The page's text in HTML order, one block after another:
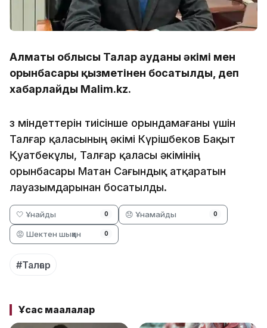
Алматы облысы Талғар ауданы әкімі мен
орынбасары қызметінен босатылды, деп
хабарлайды Malim.kz.
Өз міндеттерін тиісінше орындамағаны үшін
Талғар қаласының әкімі Күрішбеков Бақыт
Қуатбекұлы, Талғар қаласы әкімінің
орынбасары Матан Сағындық атқаратын
лауазымдарынан босатылды.
🤍 Ұнайды 0 😞 Ұнамайды 0
😡 Шектен шыққан 0
#Талғар
Ұқсас мақалалар